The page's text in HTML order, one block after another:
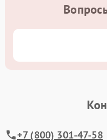
+7 (800) 301-47-58